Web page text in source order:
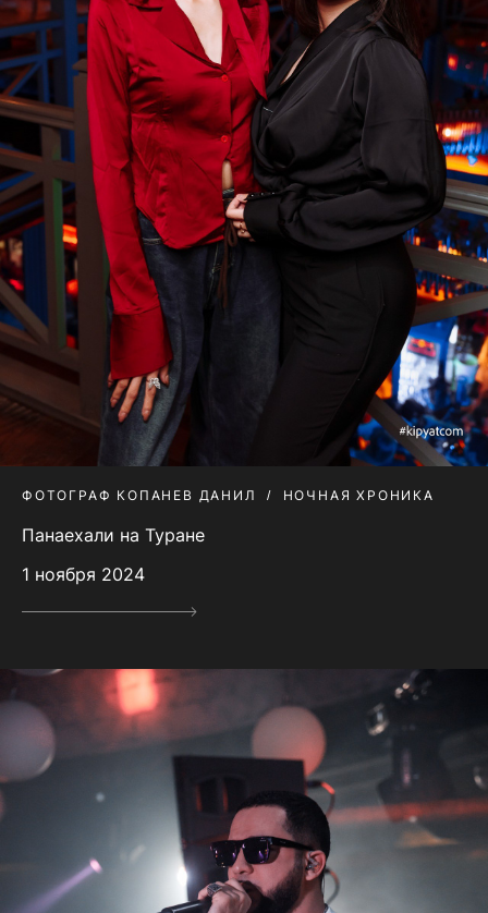
ФОТОГРАФ КОПАНЕВ ДАНИЛ НОЧНАЯ ХРОНИКА
Панаехали на Туране
1 ноября 2024